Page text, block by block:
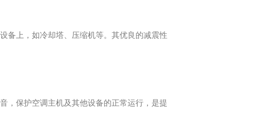
备上，如冷却塔、压缩机等。其优良的减震性
，保护空调主机及其他设备的正常运行，是提